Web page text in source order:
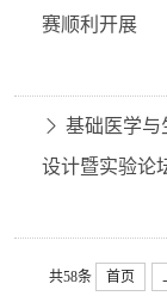
赛顺利开展
基础医学与
设计暨实验论
共58条 首页